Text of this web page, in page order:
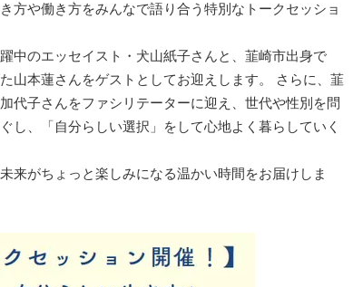
方や働き方をみんなで語り合う特別なトークセッショ
中のエッセイスト・犬山紙子さんと、韮崎市出身で
山本蓮さんをゲストとしてお迎えします。 さらに、韮
代子さんをファシリテーターに迎え、世代や性別を問
し、「自分らしい選択」をして心地よく暮らしていく
来がちょっと楽しみになる温かい時間をお届けしま